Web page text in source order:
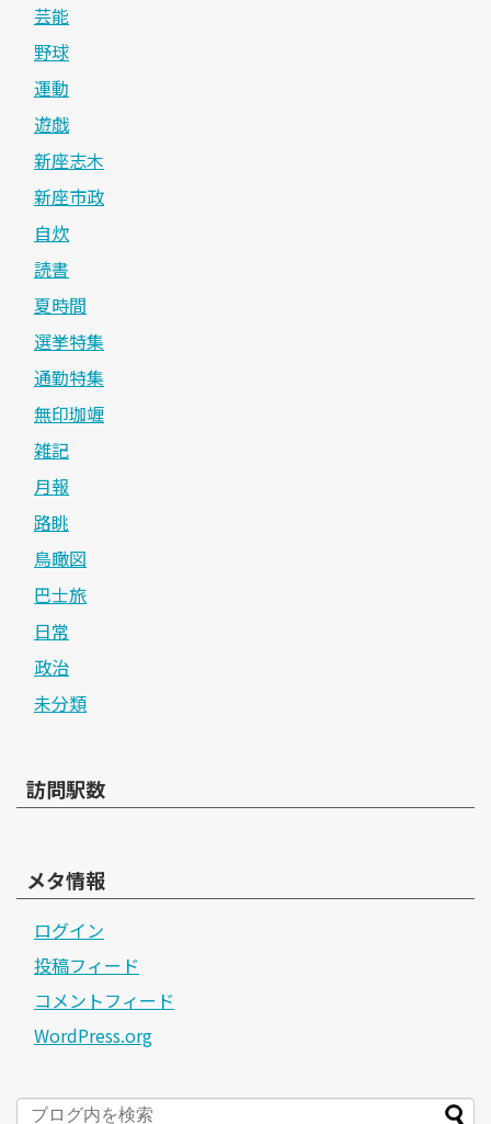
芸能
野球
運動
遊戯
新座志木
新座市政
自炊
読書
夏時間
選挙特集
通勤特集
無印珈竰
雑記
月報
路眺
鳥瞰図
巴士旅
日常
政治
未分類
訪問駅数
メタ情報
ログイン
投稿フィード
コメントフィード
WordPress.org